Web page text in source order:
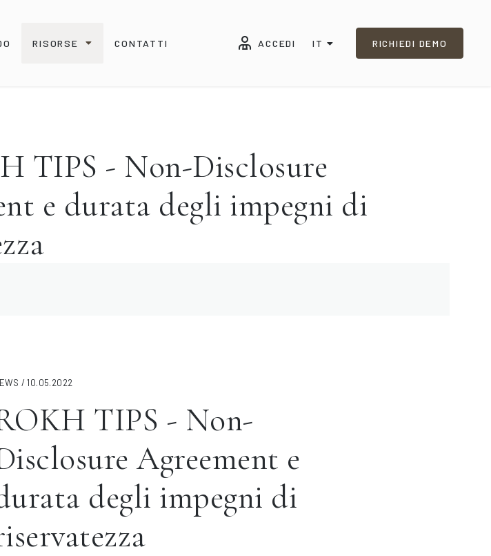
RISORSE CONTATTI ACCEDI IT RICHIEDI DEMO
TIPS - Non-Disclosure
e durata degli impegni di
/ 10.05.2022
TIPS - Non-
Agreement e
degli impegni di